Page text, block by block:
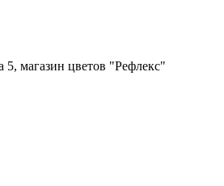
5, магазин цветов "Рефлекс"